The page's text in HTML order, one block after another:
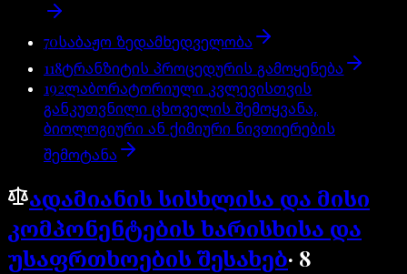
70საბაჟო ზედამხედველობა
118ტრანზიტის პროცედურის გამოყენება
192ლაბორატორიული კვლევისთვის
განკუთვნილი ცხოველის შემოყვანა,
ბიოლოგიური ან ქიმიური ნივთიერების
შემოტანა
ადამიანის სისხლისა და მისი
კომპონენტების ხარისხისა და
უსაფრთხოების შესახებ· 8